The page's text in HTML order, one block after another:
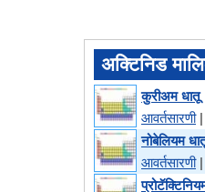
अक्टिनिड
कुरीअम धातू
आवर्तसारणी
नोबेलियम
आवर्तसारणी